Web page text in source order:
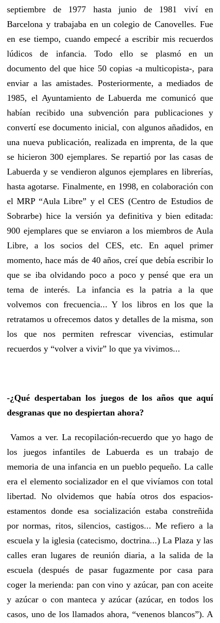
septiembre de 1977 hasta junio de 1981 viví en
Barcelona y trabajaba en un colegio de Canovelles. Fue
en ese tiempo, cuando empecé a escribir mis recuerdos
lúdicos de infancia. Todo ello se plasmó en un
documento del que hice 50 copias -a multicopista-, para
enviar a las amistades. Posteriormente, a mediados de
1985, el Ayuntamiento de Labuerda me comunicó que
habían recibido una subvención para publicaciones y
convertí ese documento inicial, con algunos añadidos, en
una nueva publicación, realizada en imprenta, de la que
se hicieron 300 ejemplares. Se repartió por las casas de
Labuerda y se vendieron algunos ejemplares en librerías,
hasta agotarse. Finalmente, en 1998, en colaboración con
el MRP “Aula Libre” y el CES (Centro de Estudios de
Sobrarbe) hice la versión ya definitiva y bien editada:
900 ejemplares que se enviaron a los miembros de Aula
Libre, a los socios del CES, etc. En aquel primer
momento, hace más de 40 años, creí que debía escribir lo
que se iba olvidando poco a poco y pensé que era un
tema de interés. La infancia es la patria a la que
volvemos con frecuencia... Y los libros en los que la
retratamos u ofrecemos datos y detalles de la misma, son
los que nos permiten refrescar vivencias, estimular
recuerdos y “volver a vivir” lo que ya vivimos...
-¿Qué despertaban los juegos de los años que aquí
desgranas que no despiertan ahora?
Vamos a ver. La recopilación-recuerdo que yo hago de
los juegos infantiles de Labuerda es un trabajo de
memoria de una infancia en un pueblo pequeño. La calle
era el elemento socializador en el que vivíamos con total
libertad. No olvidemos que había otros dos espacios-
estamentos donde esa socialización estaba constreñida
por normas, ritos, silencios, castigos... Me refiero a la
escuela y la iglesia (catecismo, doctrina...) La Plaza y las
calles eran lugares de reunión diaria, a la salida de la
escuela (después de pasar fugazmente por casa para
coger la merienda: pan con vino y azúcar, pan con aceite
y azúcar o con manteca y azúcar (azúcar, en todos los
casos, uno de los llamados ahora, “venenos blancos”). A